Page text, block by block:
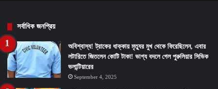
সর্বাধিক জনপ্রিয়
অবিশ্বাস্য! ট্রাকের ধাক্কায় মৃত্যুর মুখ থেকে ফিরেছিলেন, এবার
লটারিতে জিতলেন কোটি টাকা! ভাগ্য বদলে গেল পুরুলিয়ার সিভিক
ভলান্টিয়ারের
September 4, 2025